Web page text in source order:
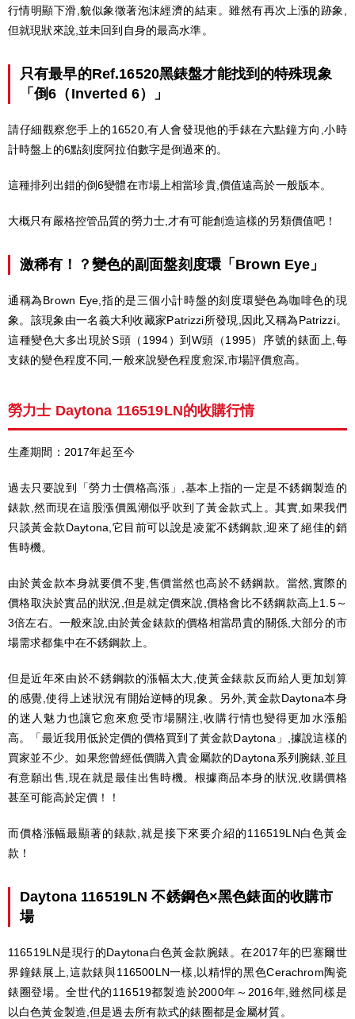
行情明顯下滑,貌似象徵著泡沫經濟的結束。雖然有再次上漲的跡象,
但就現狀來說,並未回到自身的最高水準。
只有最早的Ref.16520黑錶盤才能找到的特殊現象
「倒6（Inverted 6）」
請仔細觀察您手上的16520,有人會發現他的手錶在六點鐘方向,小時
計時盤上的6點刻度阿拉伯數字是倒過來的。
這種排列出錯的倒6變體在市場上相當珍貴,價值遠高於一般版本。
大概只有嚴格控管品質的勞力士,才有可能創造這樣的另類價值吧！
激稀有！？變色的副面盤刻度環「Brown Eye」
通稱為Brown Eye,指的是三個小計時盤的刻度環變色為咖啡色的現
象。該現象由一名義大利收藏家Patrizzi所發現,因此又稱為Patrizzi。
這種變色大多出現於S頭（1994）到W頭（1995）序號的錶面上,每
支錶的變色程度不同,一般來說變色程度愈深,市場評價愈高。
勞力士 Daytona 116519LN的收購行情
生產期間：2017年起至今
過去只要說到「勞力士價格高漲」,基本上指的一定是不銹鋼製造的
錶款,然而現在這股漲價風潮似乎吹到了黃金款式上。其實,如果我們
只談黃金款Daytona,它目前可以說是凌駕不銹鋼款,迎來了絕佳的銷
售時機。
由於黃金款本身就要價不斐,售價當然也高於不銹鋼款。當然,實際的
價格取決於實品的狀況,但是就定價來說,價格會比不銹鋼款高上1.5～
3倍左右。一般來說,由於黃金錶款的價格相當昂貴的關係,大部分的市
場需求都集中在不銹鋼款上。
但是近年來由於不銹鋼款的漲幅太大,使黃金錶款反而給人更加划算
的感覺,使得上述狀況有開始逆轉的現象。另外,黃金款Daytona本身
的迷人魅力也讓它愈來愈受市場關注,收購行情也變得更加水漲船
高。「最近我用低於定價的價格買到了黃金款Daytona」,據說這樣的
買家並不少。如果您曾經低價購入貴金屬款的Daytona系列腕錶,並且
有意願出售,現在就是最佳出售時機。根據商品本身的狀況,收購價格
甚至可能高於定價！！
而價格漲幅最顯著的錶款,就是接下來要介紹的116519LN白色黃金
款！
Daytona 116519LN 不銹鋼色×黑色錶面的收購市
場
116519LN是現行的Daytona白色黃金款腕錶。在2017年的巴塞爾世
界鐘錶展上,這款錶與116500LN一樣,以精悍的黑色Cerachrom陶瓷
錶圈登場。全世代的116519都製造於2000年～2016年,雖然同樣是
以白色黃金製造,但是過去所有款式的錶圈都是金屬材質。